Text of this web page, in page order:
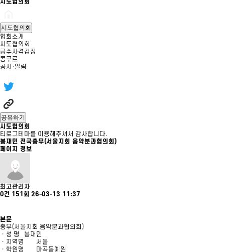
시도협의회
시도협의회
협회소개
시도협의회
급수자격검정
콩쿠르
공지·알림
공유하기
시도협의회
티로그테마를 이용해주셔서 감사합니다.
봉재민 전국총무(서울지회 음악분과협의회)
페이지 정보
최고관리자
0건 151회 26-03-13 11:37
본문
총무(서울지회 음악분과협의회)
ㆍ성 명
봉재민
ㆍ지역명
서울
ㆍ학원명
마곡동예원